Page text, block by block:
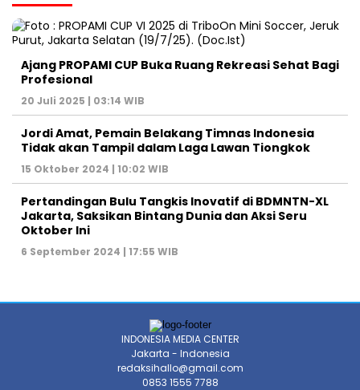
Ajang PROPAMI CUP Buka Ruang Rekreasi Sehat Bagi
Profesional
20 Juli 2025 | 03:14 WIB
Jordi Amat, Pemain Belakang Timnas Indonesia
Tidak akan Tampil dalam Laga Lawan Tiongkok
15 Oktober 2024 | 10:02 WIB
Pertandingan Bulu Tangkis Inovatif di BDMNTN-XL
Jakarta, Saksikan Bintang Dunia dan Aksi Seru
Oktober Ini
6 September 2024 | 17:55 WIB
INDONESIA MEDIA CENTER
Jakarta - Indonesia
redaksihallo@gmail.com
0853 1555 7788